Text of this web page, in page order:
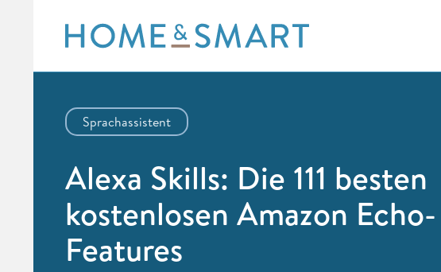
content
Sprachassistent
Alexa Skills: Die 111 besten
kostenlosen Amazon Echo-
Features